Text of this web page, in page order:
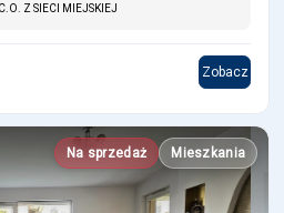
C.O. Z SIECI MIEJSKIEJ
Zobacz
Na sprzedaż Mieszkania